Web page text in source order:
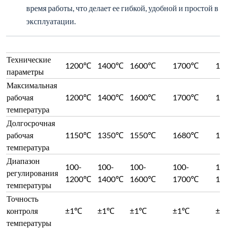
время работы, что делает ее гибкой, удобной и простой в
эксплуатации.
Технические
параметры
1200℃ 1400℃ 1600℃ 1700℃
Максимальная
рабочая
температура
1200℃ 1400℃ 1600℃ 1700℃
Долгосрочная
рабочая
температура
1150℃ 1350℃ 1550℃ 1680℃
Диапазон
регулирования
температуры
100-
1200℃
100-
1400℃
100-
1600℃
100-
1700℃
Точность
контроля
температуры
±1℃ ±1℃ ±1℃ ±1℃